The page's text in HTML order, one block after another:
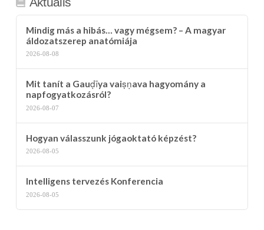
Mindig más a hibás… vagy mégsem? – A magyar
áldozatszerep anatómiája
2026-08-08
Mit tanít a Gauḍīya vaiṣṇava hagyomány a
napfogyatkozásról?
2026-08-07
Hogyan válasszunk jógaoktató képzést?
2026-08-05
Intelligens tervezés Konferencia
2026-08-05